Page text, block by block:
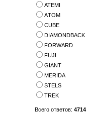
ATEMI
АTOM
CUBE
DIAMONDBACK
FORWARD
FUJI
GIANT
MERIDA
STELS
TREK
Всего ответов: 4714